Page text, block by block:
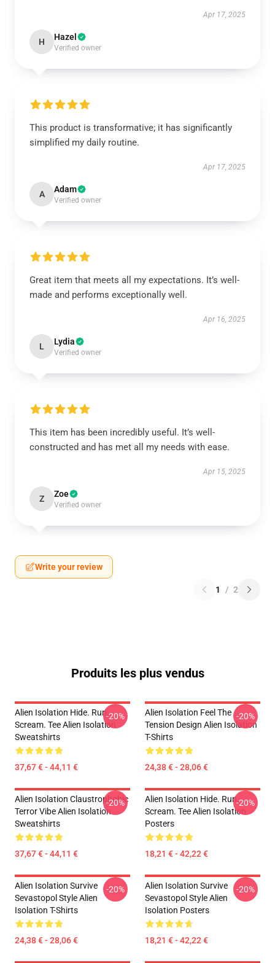
Apr 17, 2025
H Hazel
Verified owner
This product is transformative; it has significantly
simplified my daily routine.
Apr 17, 2025
A Adam
Verified owner
Great item that meets all my expectations. It’s well-
made and performs exceptionally well.
Apr 16, 2025
L Lydia
Verified owner
This item has been incredibly useful. It’s well-
constructed and has met all my needs with ease.
Apr 15, 2025
Z Zoe
Verified owner
Write your review
1 / 2
Produits les plus vendus
Alien Isolation Hide. Run.
Scream. Tee Alien Isolation
Sweatshirts
37,67 € - 44,11 €
-20%
Alien Isolation Feel The
Tension Design Alien Isolation
T-Shirts
24,38 € - 28,06 €
-20%
Alien Isolation Claustrophobic
Terror Vibe Alien Isolation
Sweatshirts
37,67 € - 44,11 €
-20%
Alien Isolation Hide. Run.
Scream. Tee Alien Isolation
Posters
18,21 € - 42,22 €
-20%
Alien Isolation Survive
Sevastopol Style Alien
Isolation T-Shirts
24,38 € - 28,06 €
-20%
Alien Isolation Survive
Sevastopol Style Alien
Isolation Posters
18,21 € - 42,22 €
-20%